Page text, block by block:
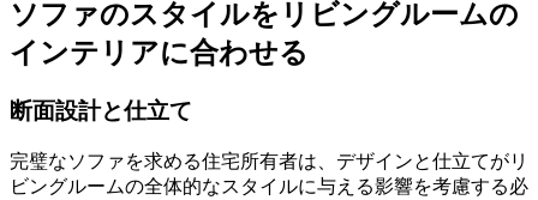
ソファのスタイルをリビングルームの
インテリアに合わせる
断面設計と仕立て
完璧なソファを求める住宅所有者は、デザインと仕立てがリ
ビングルームの全体的なスタイルに与える影響を考慮する必